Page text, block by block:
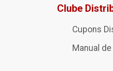
Clube
Cupons
Manual